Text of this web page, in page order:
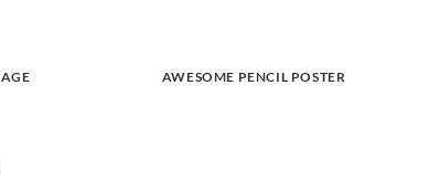
AWESOME PENCIL POSTER